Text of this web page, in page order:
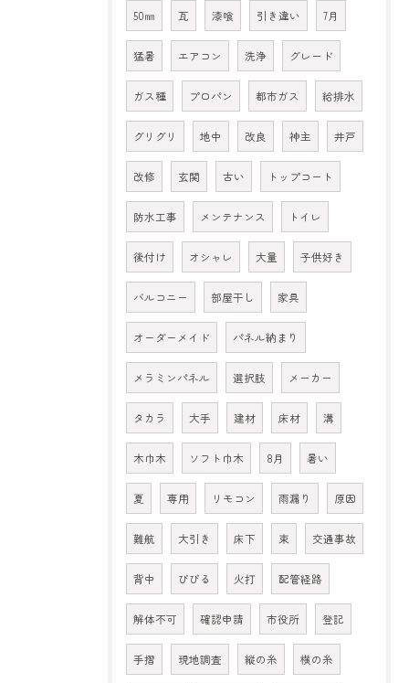
50㎜ 瓦 漆喰 引き違い 7月
猛暑 エアコン 洗浄 グレード
ガス種 プロパン 都市ガス 給排水
グリグリ 地中 改良 神主 井戸
改修 玄関 古い トップコート
防水工事 メンテナンス トイレ
後付け オシャレ 大量 子供好き
バルコニー 部屋干し 家具
オーダーメイド パネル納まり
メラミンパネル 選択肢 メーカー
タカラ 大手 建材 床材 溝
木巾木 ソフト巾木 8月 暑い
夏 専用 リモコン 雨漏り 原因
難航 大引き 床下 束 交通事故
背中 びびる 火打 配管経路
解体不可 確認申請 市役所 登記
手摺 現地調査 縦の糸 横の糸